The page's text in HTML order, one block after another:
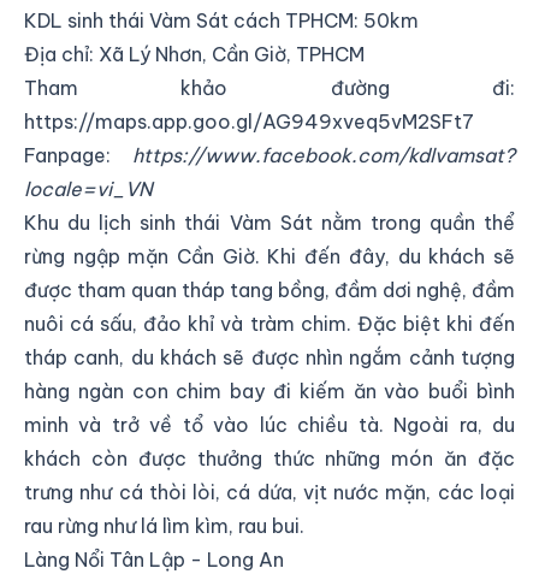
KDL sinh thái Vàm Sát cách TPHCM: 50km
Địa chỉ: Xã Lý Nhơn, Cần Giờ, TPHCM
Tham khảo đường đi:
https://maps.app.goo.gl/AG949xveq5vM2SFt7
Fanpage: https://www.facebook.com/kdlvamsat?
locale=vi_VN
Khu du lịch sinh thái Vàm Sát nằm trong quần thể
rừng ngập mặn Cần Giờ. Khi đến đây, du khách sẽ
được tham quan tháp tang bồng, đầm dơi nghệ, đầm
nuôi cá sấu, đảo khỉ và tràm chim. Đặc biệt khi đến
tháp canh, du khách sẽ được nhìn ngắm cảnh tượng
hàng ngàn con chim bay đi kiếm ăn vào buổi bình
minh và trở về tổ vào lúc chiều tà. Ngoài ra, du
khách còn được thưởng thức những món ăn đặc
trưng như cá thòi lòi, cá dứa, vịt nước mặn, các loại
rau rừng như lá lìm kìm, rau bui.
Làng Nổi Tân Lập - Long An